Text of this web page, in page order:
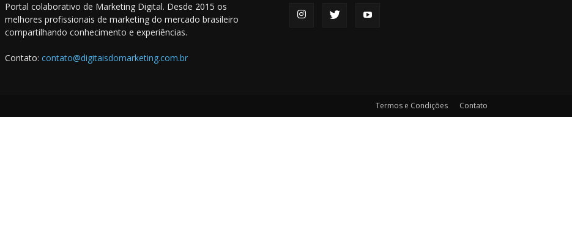
Portal colaborativo de Marketing Digital. Desde 2015 os
melhores profissionais de marketing do mercado brasileiro
compartilhando conhecimento e experiências.
Contato: contato@digitaisdomarketing.com.br
Termos e Condições Contato